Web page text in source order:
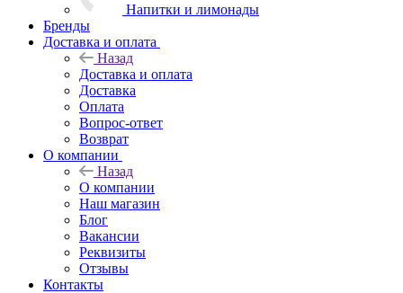
Напитки и лимонады
Бренды
Доставка и оплата
Назад
Доставка и оплата
Доставка
Оплата
Вопрос-ответ
Возврат
О компании
Назад
О компании
Наш магазин
Блог
Вакансии
Реквизиты
Отзывы
Контакты